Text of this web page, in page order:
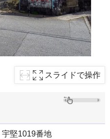
スライドで操作
宇堅1019番地